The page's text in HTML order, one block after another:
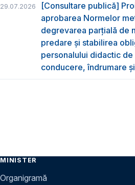
29.07.2026
[Consultare publică]
aprobarea Normelor
degrevarea parțială de
predare şi stabilirea
personalului didactic
conducere, îndrumare
MINISTER
Organigramă